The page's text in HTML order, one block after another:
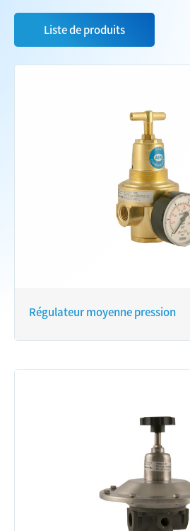
Liste de produits
Régulateur moyenne pression